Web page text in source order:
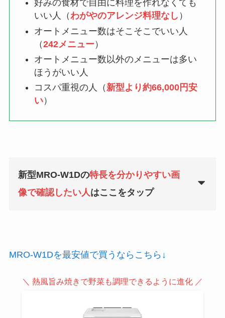
好みの食材で自由に料理を作れなくても
いい人（わがやのアレンジ料理なし ）
オートメニュー数はそこそこでいい人
（242メニュー ）
オートメニュー数以外のメニューは多い
ほうがいい人
コスパ重視の人（新型より約66,000円安
い）
新型MRO-W1Dの特長を分かりやすい画
像で確認したい人 はここをタップ
MRO-W1Dを最安値で買うならこちら↓
＼ 熱風旨み焼きで野菜も調理できるように進化 ／